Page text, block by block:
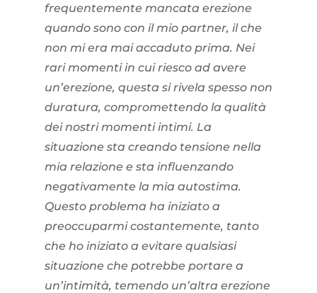
frequentemente mancata erezione
quando sono con il mio partner, il che
non mi era mai accaduto prima. Nei
rari momenti in cui riesco ad avere
un’erezione, questa si rivela spesso non
duratura, compromettendo la qualità
dei nostri momenti intimi. La
situazione sta creando tensione nella
mia relazione e sta influenzando
negativamente la mia autostima.
Questo problema ha iniziato a
preoccuparmi costantemente, tanto
che ho iniziato a evitare qualsiasi
situazione che potrebbe portare a
un’intimità, temendo un’altra erezione